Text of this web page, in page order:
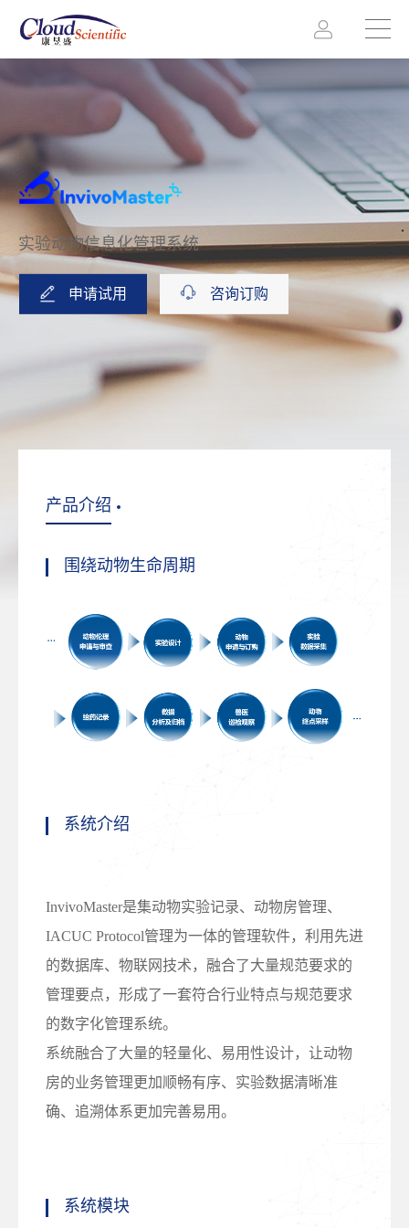
实验动物信息化管理系统
咨询订购
申请试用
产品介绍
围绕动物生命周期
系统介绍
InvivoMaster是集动物实验记录、动物房管理、
IACUC Protocol管理为一体的管理软件，利用先进
的数据库、物联网技术，融合了大量规范要求的
管理要点，形成了一套符合行业特点与规范要求
的数字化管理系统。
系统融合了大量的轻量化、易用性设计，让动物
房的业务管理更加顺畅有序、实验数据清晰准
确、追溯体系更加完善易用。
系统模块